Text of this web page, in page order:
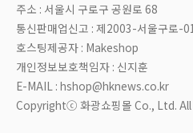
주소 : 서울시 구로구 공원로 68
통신판매업신고 : 제2003-서울구로-
호스팅제공자 : Makeshop
개인정보보호책임자 : 신지훈
E-MAIL : hshop@hknews.co.kr
Copyrightⓒ 화광쇼핑몰 Co., Ltd.